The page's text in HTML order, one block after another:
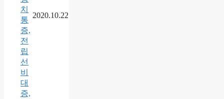
치
통
증,
전
립
선
비
대
증,
2020.10.22